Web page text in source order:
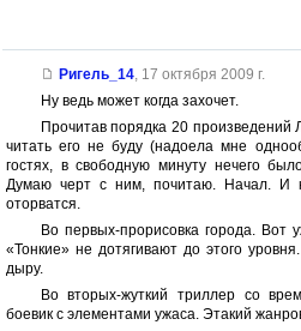
Ригель_14, 17 октября 2009 г.
Ну ведь может когда захочет.
Прочитав порядка 20 произведений
читать его не буду (надоела мне
гостях, в свободную минуту нечего
Думаю черт с ним, почитаю. Начал. И
оторватся.
Во первых-прорисовка города. Вот
«Тонкие» не дотягивают до этого
дыру.
Во вторых-жуткий триллер со
боевик с элементами ужаса. Этакий